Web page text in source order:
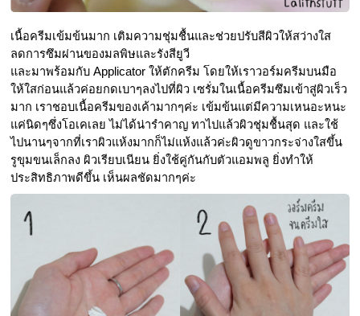
เนื้อครีมเข้มข้นมาก เติมความชุ่มชื้นและช่วยปรับสีผิวให้สว่างใส
ลดการซึมผ่านของมลพิษและรังสียูวี
และมาพร้อมกับ Applicator ให้ตักครีม โดยให้เราวอร์มครีมบนมือ
ให้ใสก่อนแล้วค่อยกดเบาๆลงไปที่ผิว เซรั่มในเนื้อครีมซึมเข้าสู่ผิวเร็ว
มาก เราชอบเนื้อครีมของเค้ามากๆค่ะ เข้มข้นแต่มีความเหนอะหนะ
แค่นิดๆซึ่งโอเคเลย ไม่ได้น่ารำคาญ ทาไปแล้วผิวชุ่มชื้นสุด และใช้
ไปนานๆจากที่เราผิวแห้งมากก็ไม่แห้งแล้วค่ะผิวดูขาวกระจ่างใสขึ้น
รูขุมขนเล็กลง ผิวเรียบเนียน ยิ่งใช้คู่กันกับตัวแอมพลู ยิ่งทำให้
ประสิทธิภาพดีขึ้น เห็นผลชัดมากๆค่ะ